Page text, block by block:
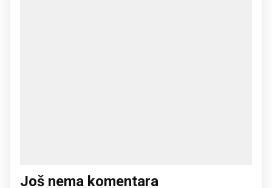
Još nema komentara